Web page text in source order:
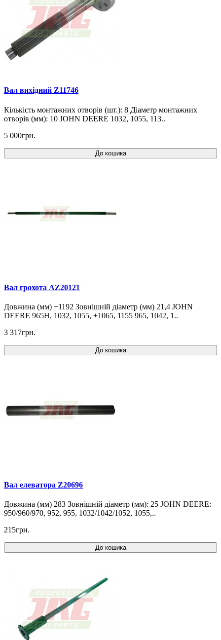
Вал вихідний Z11746
Кількість монтажних отворів (шт.): 8 Діаметр монтажних
отворів (мм): 10 JOHN DEERE 1032, 1055, 113..
5 000грн.
До кошика
Вал грохота AZ20121
Довжина (мм) +1192 Зовнішній діаметр (мм) 21,4 JOHN
DEERE 965H, 1032, 1055, +1065, 1155 965, 1042, 1..
3 317грн.
До кошика
Вал елеватора Z20696
Довжина (мм) 283 Зовнішній діаметр (мм): 25 JOHN DEERE:
950/960/970, 952, 955, 1032/1042/1052, 1055,..
215грн.
До кошика